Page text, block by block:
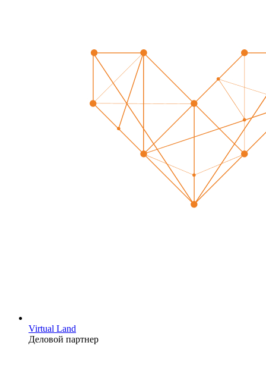
Virtual Land
Деловой партнер